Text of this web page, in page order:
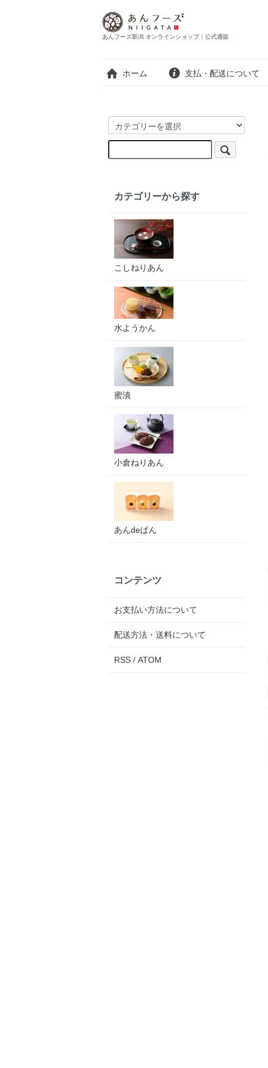
あんフーズ新潟 オンラインショップ｜公式通販
ホーム 支払・配送について
カテゴリーから探す
こしねりあん
水ようかん
蜜漬
小倉ねりあん
あんdeぱん
コンテンツ
お支払い方法について
配送方法・送料について
RSS / ATOM